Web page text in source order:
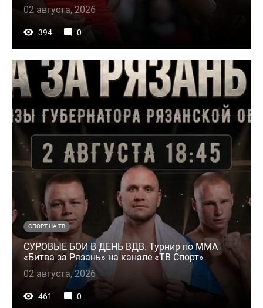
02 августа, 2026
394 0
СПОРТ НА ТВ
СУРОВЫЕ БОИ В ДЕНЬ ВДВ. Турнир по ММА
«Битва за Рязань» на канале «ТВ Спорт»
02 августа, 2026
461 0